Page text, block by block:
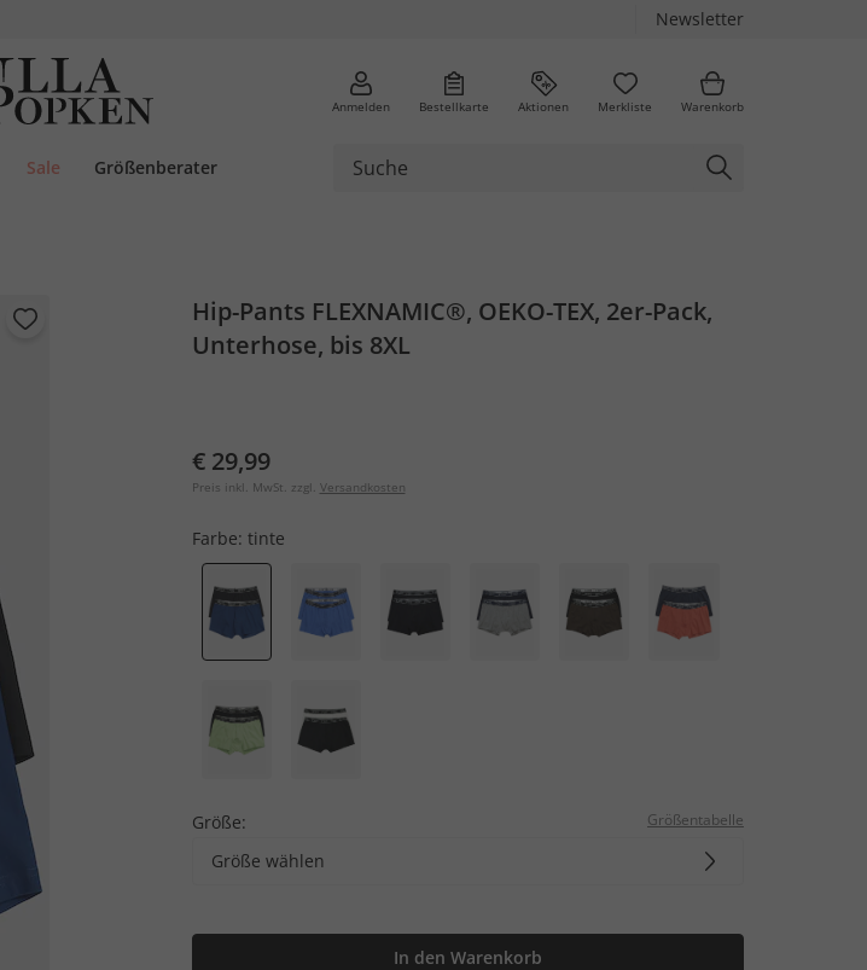
Newsletter
Anmelden Bestellkarte Aktionen Merkliste Warenkorb
Sale Größenberater
Hip-Pants FLEXNAMIC®, OEKO-TEX, 2er-Pack,
Unterhose, bis 8XL
€ 29,99
Preis inkl. MwSt. zzgl. Versandkosten
Farbe: tinte
Größe: Größentabelle
Größe wählen
In den Warenkorb